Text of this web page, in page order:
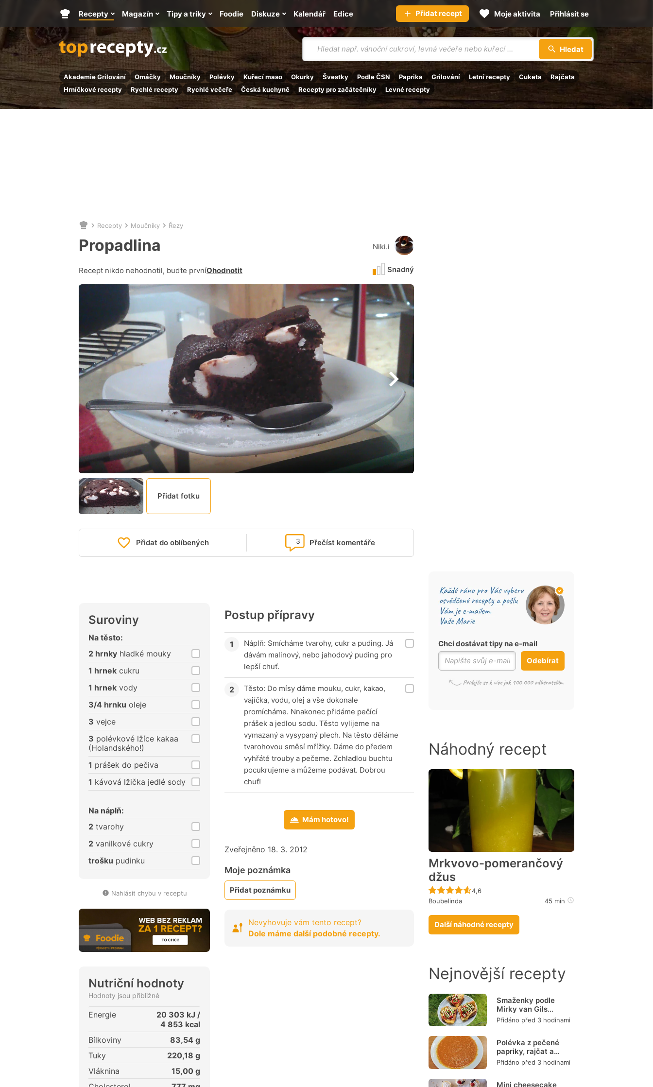
Vyhledávání
Hledat
Akademie Grilování Omáčky Moučníky Polévky Kuřecí maso Okurky Švestky Podle ČSN Paprika Grilování Letní recepty Cuketa
Rajčata
Hrníčkové recepty
Rychlé recepty Rychlé večeře Česká kuchyně Recepty pro začátečníky Levné recepty
Hlavní
stránka
Recepty Magazín Tipy a triky Kalendář
Foodie Diskuze Edice Přidat recept Moje aktivita Přihlásit se
Nacházíte
se
zde:
Recepty Moučníky Řezy
Propadlina
Recept nikdo nehodnotil, buďte prvníOhodnotit
Niki.i
Snadný
Přidat fotku
Přidat do oblíbených Přečíst komentáře
3
Suroviny
Na těsto:
2 hrnky hladké mouky
1 hrnek cukru
1 hrnek vody
3/4 hrnku oleje
3 vejce
3 polévkové lžíce kakaa
(Holandského!)
1 prášek do pečiva
1 kávová lžička jedlé sody
Na náplň:
2 tvarohy
2 vanilkové cukry
trošku pudinku
Nahlásit chybu v receptu
Nutriční hodnoty
Hodnoty jsou přibližné
Energie 20 303 kJ /
4 853 kcal
Bílkoviny
83,54 g
Tuky
220,18 g
Vláknina
15,00 g
Postup přípravy
Náplň: Smícháme tvarohy, cukr a puding. Já
dávám malinový, nebo jahodový puding pro
lepší chuť.
Těsto: Do mísy dáme mouku, cukr, kakao,
vajíčka, vodu, olej a vše dokonale
promícháme. Nnakonec přidáme pečící
prášek a jedlou sodu. Těsto vylijeme na
vymazaný a vysypaný plech. Na těsto děláme
tvarohovou směsí mřížky. Dáme do předem
vyhřáté trouby a pečeme. Zchladlou buchtu
pocukrujeme a můžeme podávat. Dobrou
chuť!
Mám hotovo!
Zveřejněno 18. 3. 2012
Moje poznámka
Přidat poznámku
Nevyhovuje vám tento recept?
Dole máme další podobné recepty.
Chci dostávat tipy na e-mail
Odebírat
Náhodný recept
Mrkvovo-pomerančový
džus
Recept ještě nebyl hodnocen
4,6
Boubelinda
45 min
Další náhodné recepty
Nejnovější recepty
Smaženky podle
Mirky van Gils
Slavíkové
Přidáno před 3 hodinami
Polévka z pečené
papriky, rajčat a
mrkve
Přidáno před 3 hodinami
Mini cheesecake